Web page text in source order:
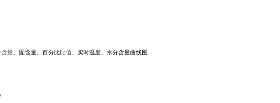
含量、 固含量、百分比比值、实时温度、水分含量曲线图